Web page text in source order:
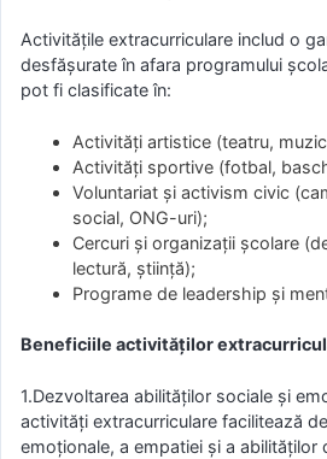
Activitățile extracurriculare includ o
desfășurate în afara programului
pot fi clasificate în:
Activități artistice (teatru,
Activități sportive (fotbal,
Voluntariat și activism civic
social, ONG-uri);
Cercuri și organizații școlare
lectură, știință);
Programe de leadership și
Beneficiile activităților
1.Dezvoltarea abilităților sociale și
activități extracurriculare facilitează
emoționale, a empatiei și a abilităților